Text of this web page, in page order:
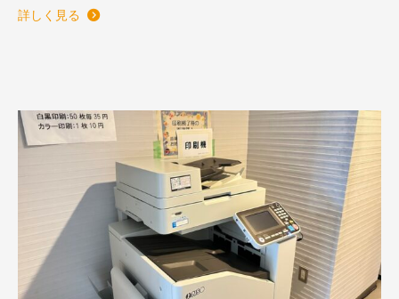
詳しく見る